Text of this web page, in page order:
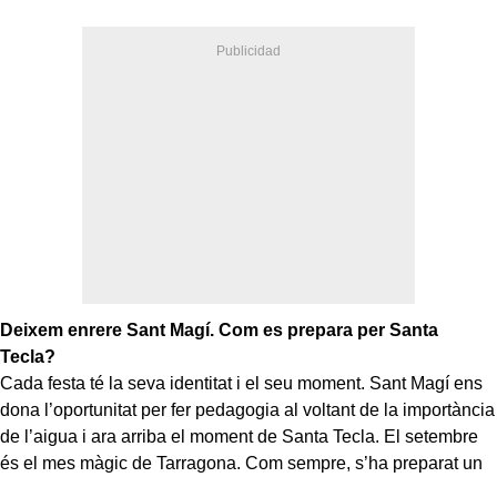
Deixem enrere Sant Magí. Com es prepara per Santa
Tecla?
Cada festa té la seva identitat i el seu moment. Sant Magí ens
dona l’oportunitat per fer pedagogia al voltant de la importància
de l’aigua i ara arriba el moment de Santa Tecla. El setembre
és el mes màgic de Tarragona. Com sempre, s’ha preparat un